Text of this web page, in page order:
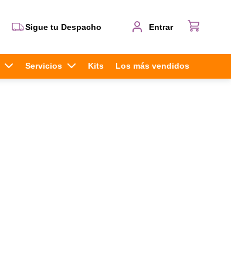
Sigue tu Despacho Entrar
Servicios Kits Los más vendidos